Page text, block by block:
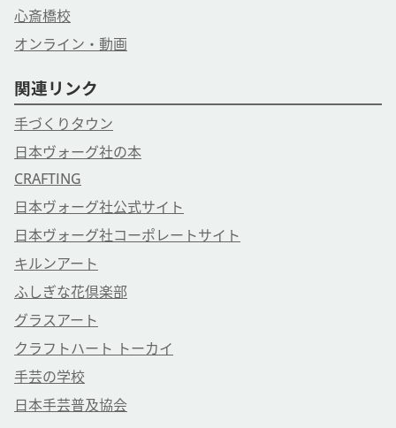
心斎橋校
オンライン・動画
関連リンク
手づくりタウン
日本ヴォーグ社の本
CRAFTING
日本ヴォーグ社公式サイト
日本ヴォーグ社コーポレートサイト
キルンアート
ふしぎな花倶楽部
グラスアート
クラフトハート トーカイ
手芸の学校
日本手芸普及協会